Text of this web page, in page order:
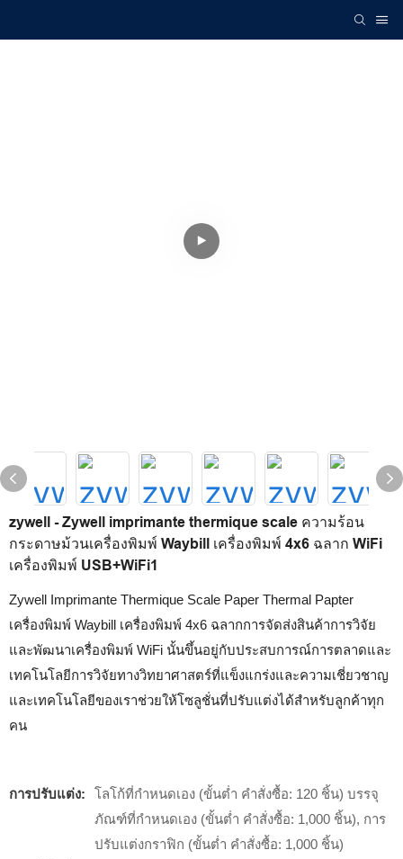
zywell - Zywell imprimante thermique scale ความร้อน
กระดาษม้วนเครื่องพิมพ์ Waybill เครื่องพิมพ์ 4x6 ฉลาก WiFi
เครื่องพิมพ์ USB+WiFi1
Zywell Imprimante Thermique Scale Paper Thermal Papter
เครื่องพิมพ์ Waybill เครื่องพิมพ์ 4x6 ฉลากการจัดส่งสินค้าการวิจัย
และพัฒนาเครื่องพิมพ์ WiFi นั้นขึ้นอยู่กับประสบการณ์การตลาดและ
เทคโนโลยีการวิจัยทางวิทยาศาสตร์ที่แข็งแกร่งและความเชี่ยวชาญ
และเทคโนโลยีของเราช่วยให้โซลูชั่นที่ปรับแต่งได้สำหรับลูกค้าทุก
คน
การปรับแต่ง:
โลโก้ที่กำหนดเอง (ขั้นต่ำ คำสั่งซื้อ: 120 ชิ้น) บรรจุ
ภัณฑ์ที่กำหนดเอง (ขั้นต่ำ คำสั่งซื้อ: 1,000 ชิ้น), การ
ปรับแต่งกราฟิก (ขั้นต่ำ คำสั่งซื้อ: 1,000 ชิ้น)